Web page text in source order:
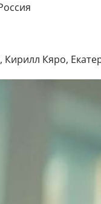
Кирилл Кяро,